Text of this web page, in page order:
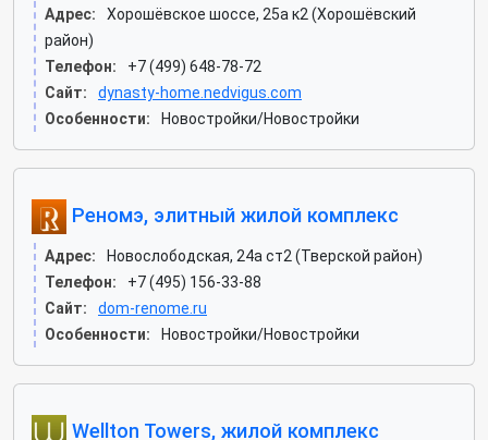
Адрес:
Хорошёвское шоссе, 25а к2 (Хорошёвский
район)
Телефон:
+7 (499) 648-78-72
Сайт:
dynasty-home.nedvigus.com
Особенности:
Новостройки/Новостройки
Реномэ, элитный жилой комплекс
Адрес:
Новослободская, 24а ст2 (Тверской район)
Телефон:
+7 (495) 156-33-88
Сайт:
dom-renome.ru
Особенности:
Новостройки/Новостройки
Wellton Towers, жилой комплекс